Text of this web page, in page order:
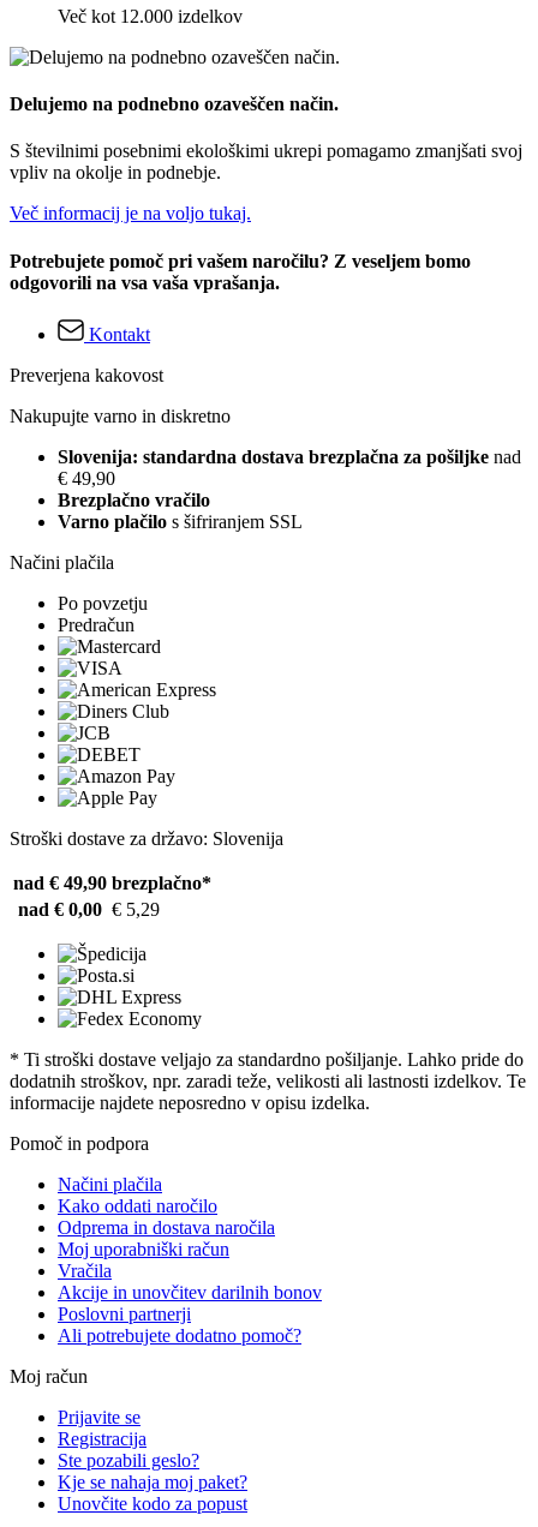
Več kot 12.000 izdelkov
Delujemo na podnebno ozaveščen način.
S številnimi posebnimi ekološkimi ukrepi pomagamo zmanjšati svoj
vpliv na okolje in podnebje.
Več informacij je na voljo tukaj.
Potrebujete pomoč pri vašem naročilu? Z veseljem bomo
odgovorili na vsa vaša vprašanja.
Kontakt
Preverjena kakovost
Nakupujte varno in diskretno
Slovenija: standardna dostava brezplačna za pošiljke nad
€ 49,90
Brezplačno vračilo
Varno plačilo s šifriranjem SSL
Načini plačila
Po povzetju
Predračun
Stroški dostave za državo: Slovenija
nad € 49,90 brezplačno*
nad € 0,00 € 5,29
* Ti stroški dostave veljajo za standardno pošiljanje. Lahko pride do
dodatnih stroškov, npr. zaradi teže, velikosti ali lastnosti izdelkov. Te
informacije najdete neposredno v opisu izdelka.
Pomoč in podpora
Načini plačila
Kako oddati naročilo
Odprema in dostava naročila
Moj uporabniški račun
Vračila
Akcije in unovčitev darilnih bonov
Poslovni partnerji
Ali potrebujete dodatno pomoč?
Moj račun
Prijavite se
Registracija
Ste pozabili geslo?
Kje se nahaja moj paket?
Unovčite kodo za popust